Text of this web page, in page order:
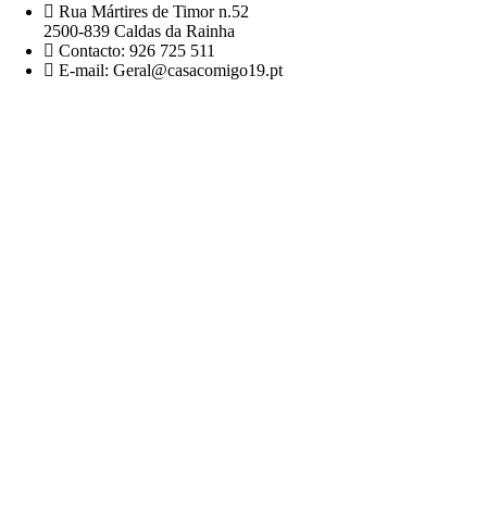
Rua Mártires de Timor n.52
2500-839 Caldas da Rainha
Contacto: 926 725 511
E-mail: Geral@casacomigo19.pt